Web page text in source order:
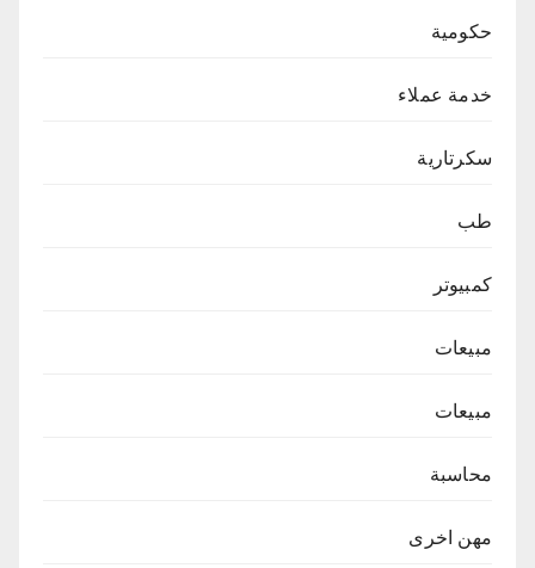
حكومية
خدمة عملاء
سكرتارية
طب
كمبيوتر
مبيعات
مبيعات
محاسبة
مهن اخرى